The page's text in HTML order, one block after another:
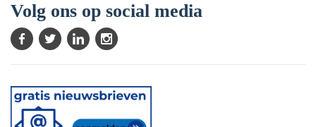
Volg ons op social media